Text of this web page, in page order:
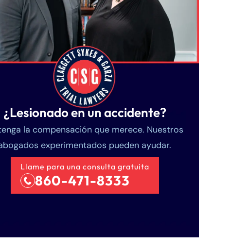
¿Lesionado en un accidente?
la compensación que merece. Nuestros
experimentados pueden ayudar.
Llame para una consulta gratuita
860-471-8333